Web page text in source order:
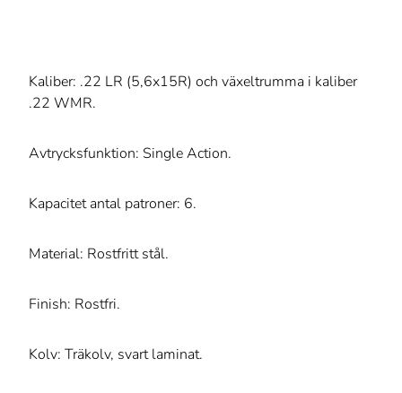
Kaliber: .22 LR (5,6x15R) och växeltrumma i kaliber
.22 WMR.
Avtrycksfunktion: Single Action.
Kapacitet antal patroner: 6.
Material: Rostfritt stål.
Finish: Rostfri.
Kolv: Träkolv, svart laminat.